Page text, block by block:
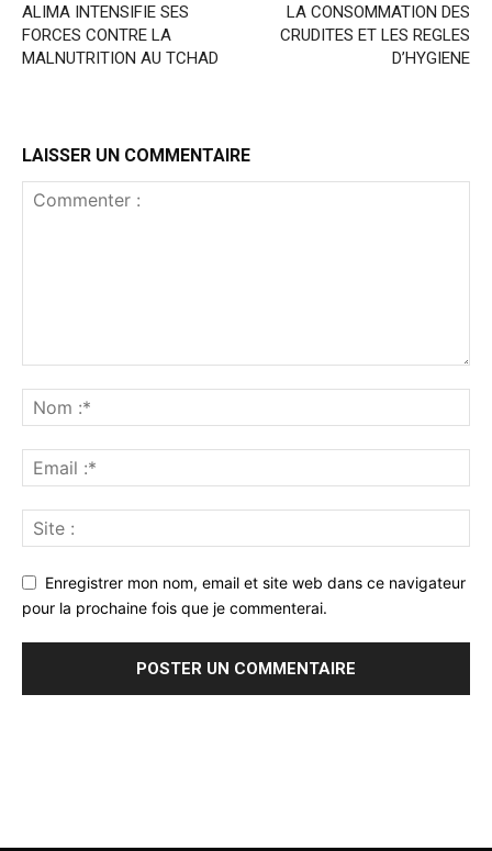
ALIMA INTENSIFIE SES
FORCES CONTRE LA
MALNUTRITION AU TCHAD
LA CONSOMMATION DES
CRUDITES ET LES REGLES
D’HYGIENE
LAISSER UN COMMENTAIRE
Enregistrer mon nom, email et site web dans ce navigateur
pour la prochaine fois que je commenterai.